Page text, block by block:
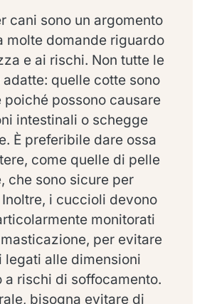
cani sono un argomento
molte domande riguardo
e ai rischi. Non tutte le
adatte: quelle cotte sono
poiché possono causare
intestinali o schegge
È preferibile dare ossa
come quelle di pelle
che sono sicure per
Inoltre, i cuccioli devono
monitorati
per evitare
legati alle dimensioni
a rischi di soffocamento.
bisogna evitare di